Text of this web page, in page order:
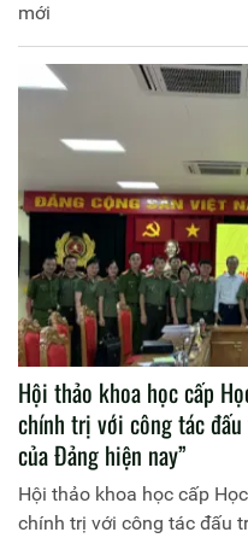
mới
Hội thảo khoa học cấp
chính trị với công tác
của Đảng hiện nay”
Hội thảo khoa học cấp
chính trị với công tác đấu